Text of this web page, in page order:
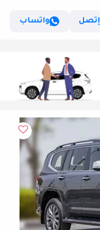
إتصل
واتساب